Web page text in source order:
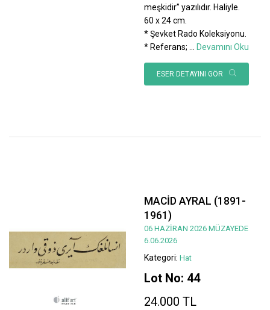
meşkidir” yazılıdır. Haliyle.
60 x 24 cm.
* Şevket Rado Koleksiyonu.
* Referans;
Devamını Oku
ESER DETAYINI GÖR
MACİD AYRAL (1891-
1961)
06 HAZİRAN 2026 MÜZAYEDE
6.06.2026
Kategori: Hat
Lot No: 44
24.000 TL